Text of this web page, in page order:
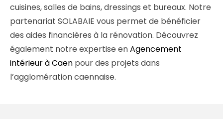
cuisines, salles de bains, dressings et bureaux. Notre
partenariat SOLABAIE vous permet de bénéficier
des aides financières à la rénovation. Découvrez
également notre expertise enAgencement
intérieur à Caen pour des projets dans
l’agglomération caennaise.